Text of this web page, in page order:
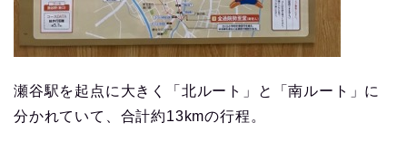
瀬谷駅を起点に大きく「北ルート」と「南ルート」に
分かれていて、合計約13kmの行程。